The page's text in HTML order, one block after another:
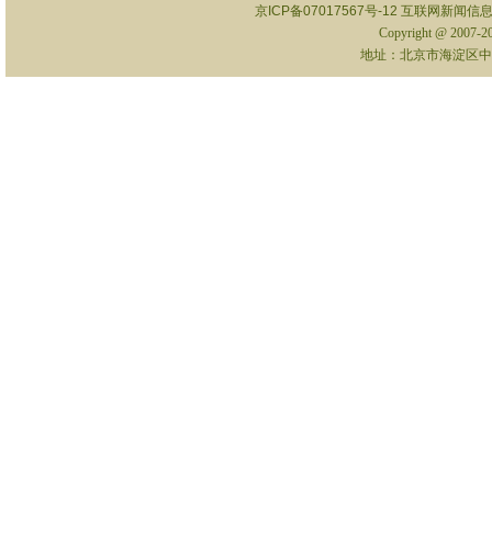
京ICP备07017567号-12 互联网新闻信
Copyright @ 2007-
地址：北京市海淀区